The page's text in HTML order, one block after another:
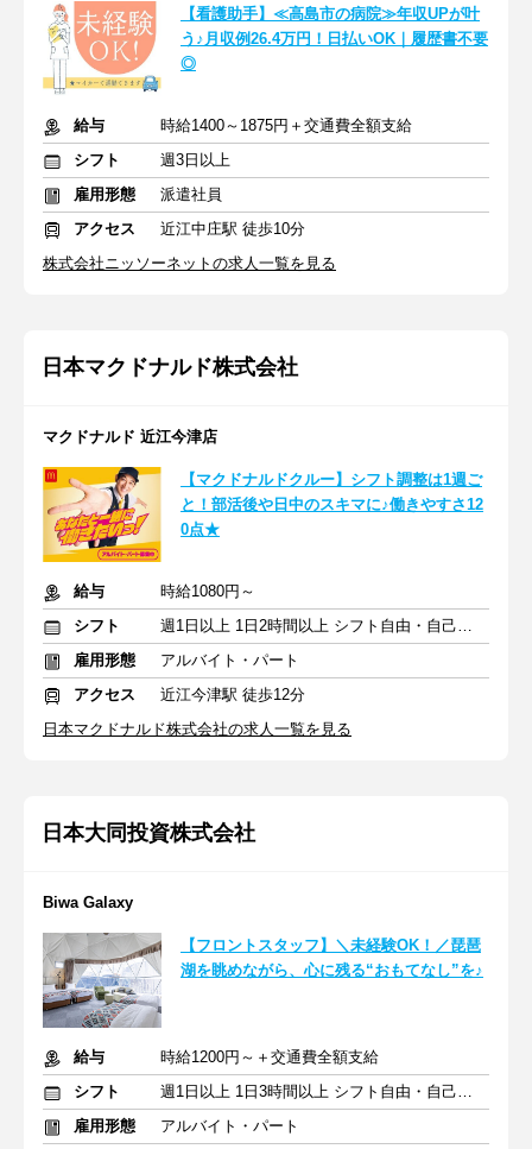
【看護助手】≪高島市の病院≫年収UPが叶
う♪月収例26.4万円！日払いOK｜履歴書不要
◎
給与
時給1400～1875円＋交通費全額支給
シフト
週3日以上
雇用形態
派遣社員
アクセス
近江中庄駅 徒歩10分
株式会社ニッソーネットの求人一覧を見る
日本マクドナルド株式会社
マクドナルド 近江今津店
【マクドナルドクルー】シフト調整は1週ご
と！部活後や日中のスキマに♪働きやすさ12
0点★
給与
時給1080円～
シフト
週1日以上 1日2時間以上 シフト自由・自己申告
雇用形態
アルバイト・パート
アクセス
近江今津駅 徒歩12分
日本マクドナルド株式会社の求人一覧を見る
日本大同投資株式会社
Biwa Galaxy
【フロントスタッフ】＼未経験OK！／琵琶
湖を眺めながら、心に残る“おもてなし”を♪
給与
時給1200円～＋交通費全額支給
シフト
週1日以上 1日3時間以上 シフト自由・自己申告
雇用形態
アルバイト・パート